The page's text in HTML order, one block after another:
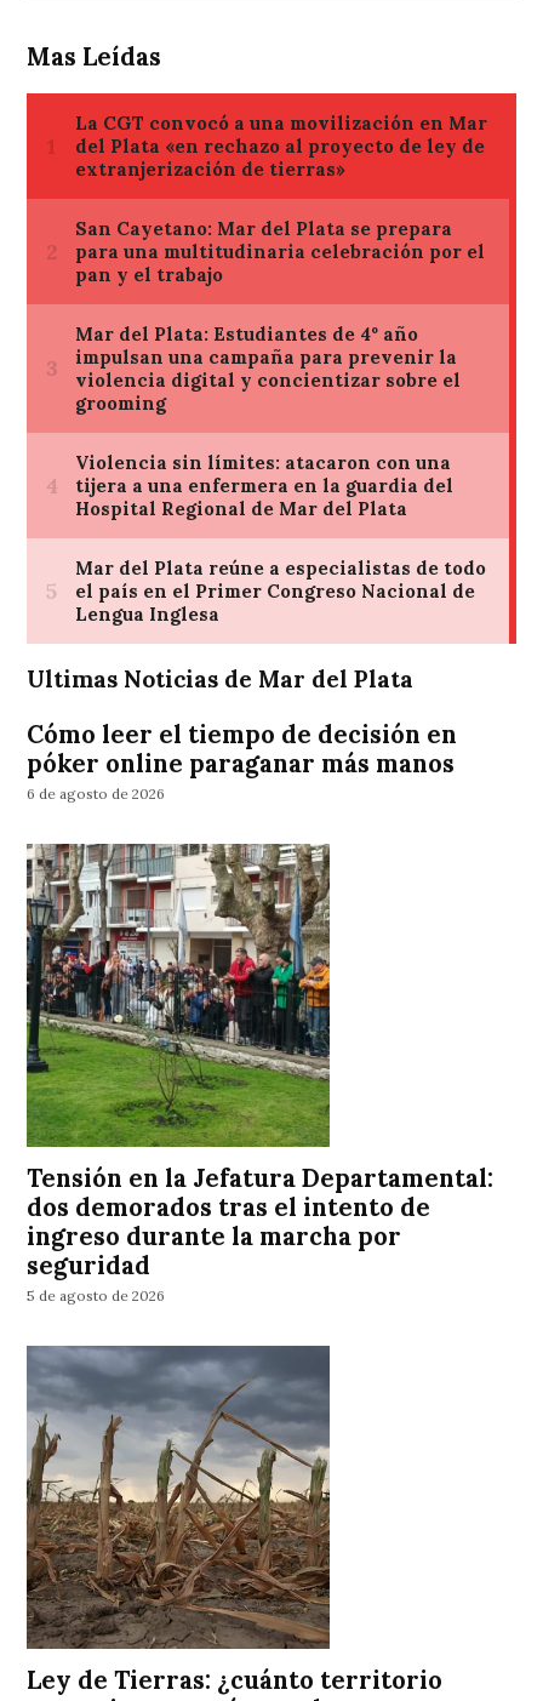
Mas Leídas
Ultimas Noticias de Mar del Plata
Cómo leer el tiempo de decisión en
póker online paraganar más manos
6 de agosto de 2026
Tensión en la Jefatura Departamental:
dos demorados tras el intento de
ingreso durante la marcha por
seguridad
5 de agosto de 2026
Ley de Tierras: ¿cuánto territorio